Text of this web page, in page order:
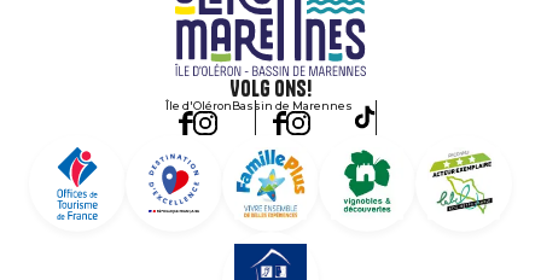
Volg ons!
Île d'OléronBassin de Marennes